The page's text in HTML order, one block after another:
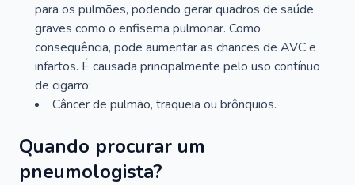
para os pulmões, podendo gerar quadros de saúde
graves como o enfisema pulmonar. Como
consequência, pode aumentar as chances de AVC e
infartos. É causada principalmente pelo uso contínuo
de cigarro;
Câncer de pulmão, traqueia ou brônquios.
Quando procurar um
pneumologista?